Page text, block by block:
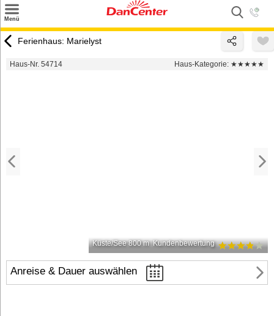
Menü
Urlaubsziele
Ferienhaus: Marielyst
Haus-Nr. 54714 Haus-Kategorie: ★★★★★
Küste/See 800 m Kundenbewertung
Anreise & Dauer auswählen